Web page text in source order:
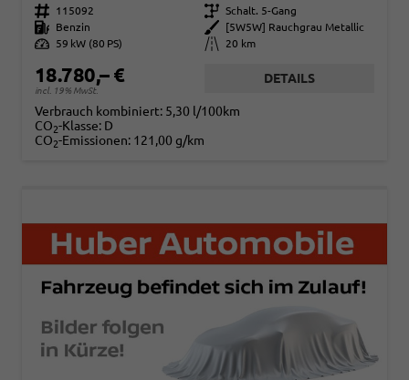
Fahrzeugnr. 115092 Getriebe Schalt. 5-Gang
Kraftstoff
Benzin Außenfarbe
[5W5W] Rauchgrau Metallic
Leistung
59 kW (80 PS) Kilometerstand 20 km
18.780,– €
incl. 19% MwSt.
DETAILS
Verbrauch kombiniert: 5,30 l/100km
CO2-Klasse: D
CO2-Emissionen: 121,00 g/km